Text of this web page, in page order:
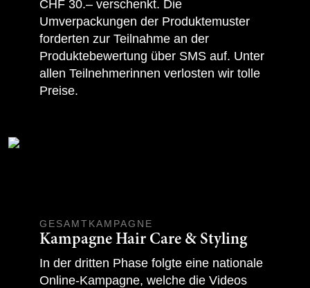
CHF 30.– verschenkt. Die
Umverpackungen der Produktemuster
forderten zur Teilnahme an der
Produktebewertung über SMS auf. Unter
allen Teilnehmerinnen verlosten wir tolle
Preise.
GESAMTKAMPAGNE
Kampagne Hair Care & Styling
In der dritten Phase folgte eine nationale
Online-Kampagne, welche die Videos